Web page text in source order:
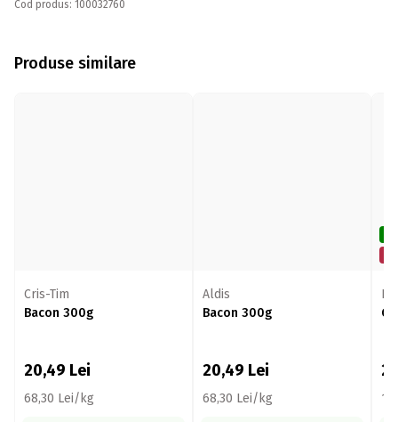
Cod produs: 100032760
Produse similare
Cris-Tim
Bacon 300g
20,49 Lei
68,30 Lei/kg
Aldis
Bacon 300g
20,49 Lei
68,30 Lei/kg